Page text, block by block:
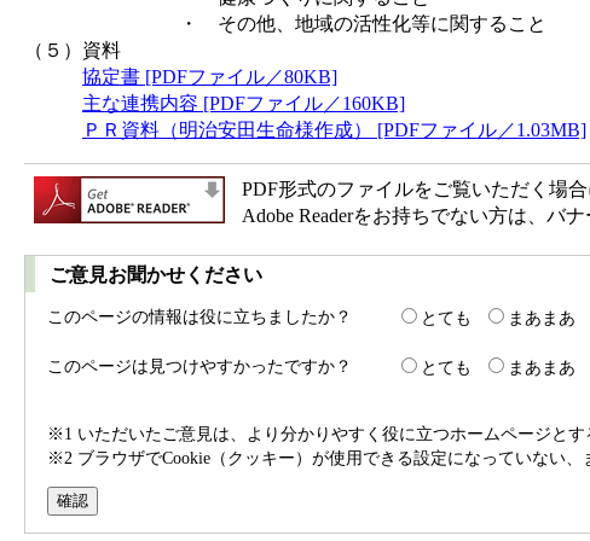
・ その他、地域の活性化等に関すること
（５）資料
協定書 [PDFファイル／80KB]
主な連携内容 [PDFファイル／160KB]
ＰＲ資料（明治安田生命様作成） [PDFファイル／1.03MB]
PDF形式のファイルをご覧いただく場合
Adobe Readerをお持ちでない方は、バ
ご意見お聞かせください
このページの情報は役に立ちましたか？ とても まあまあ
このページは見つけやすかったですか？
とても まあまあ
※1 いただいたご意見は、より分かりやすく役に立つホームページと
※2 ブラウザでCookie（クッキー）が使用できる設定になっていない